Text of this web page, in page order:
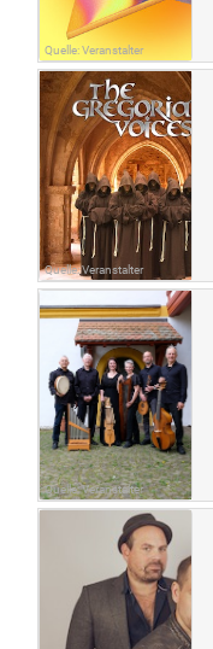
Quelle: Veranstalter
Quelle: Veranstalter
Quelle: Veranstalter